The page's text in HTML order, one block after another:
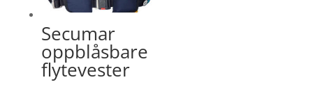
Secumar
oppblåsbare
flytevester